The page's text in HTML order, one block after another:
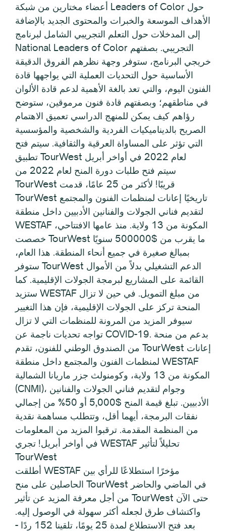
أعضاء مختارين من شبكة Leaders of Color حول
الأهداف الموسعة والخبرات والمحتوى الجديد بالإضافة
إلى المدخلات حول التعلم التجريبي الشامل لبرنامج
National Leaders of Color التجريبي. بصفتهم
خريجي البرنامج، ستوفر وجهة نظرهم الفروق الدقيقة
الأساسية حول التحديات العملية التي يواجهها قادة
الفنون اليوم، والتي تعد بالغة الأهمية لدعم قادة الألوان
في مناطقهم؛ وبصفتهم قادة فنون مرموقين، ستوضح
رؤاهم كيف يمكن للمنهج الدراسي تعميق الاهتمام
الصريح بالديناميكيات الفردية والشخصية والمؤسسية
التي تؤثر على المساواة العرقية والثقافية. سيتم فتح
تطبيق TourWest لعام 2022 في أواخر أبريل
سيتم فتح طلبات دورة المنح لعام 2022 من
TourWest قريبًا! لأكثر من 25 عامًا، قدمت
TourWest تاريخيًا إعانات لمنظمات الفنون والمجتمع
لتقديم فناني الجولات والفنانين الأدبيين داخل منطقة
WESTAF المكونة من 13 ولاية. منذ عامها الافتتاحي،
خصصت TourWest ما يقرب من $500000 سنويًا
بمبالغ صغيرة في جميع أنحاء المنطقة. هذا العام،
ستوفر TourWest الدعم التشغيلي بدلاً من الأموال
القائمة على المشاريع لبرمجة الجولات الإقليمية. كما
ستزيد WESTAF من مبلغ التمويل. في حين لا تزال
المنحة تركز على الجولات الإقليمية، فإن هذا التغيير
سيوفر المزيد من المرونة للمنظمات التي لا تزال
تواجه تحديات ناجمة عن COVID-19. بدعم من منحة
من الصندوق الوطني للفنون، تقدم TourWest إعانات
لمنظمات الفنون والمجتمع داخل منطقة WESTAF
المكونة من 13 ولاية، وكومنولث جزر ماريانا الشمالية
(CNMI)، وجوام لتقديم فناني الجولات والفنانين
الأدبيين. تبلغ قيمة المنح $5,000 أو 50% من إجمالي
نفقات البرمجة، أيهما أقل، وتتطلب مساهمة نقدية
من المنظمة المقدمة. ترقبوا المزيد من المعلومات
في أواخر أبريل! تجري WESTAF تحليلاً لتأثير
TourWest
أطلقت WESTAF مؤخرًا استطلاعًا للرأي بين
الحاصلين على منح TourWest في الماضي والحاضر
من أجل معرفة المزيد عن تأثير TourWest حتى الآن
واكتشاف طرق لجعله أكثر سهولة في الوصول إليه.
بعد فتح الاستطلاع لمدة 25 يومًا، تلقينا 152 ردًا -